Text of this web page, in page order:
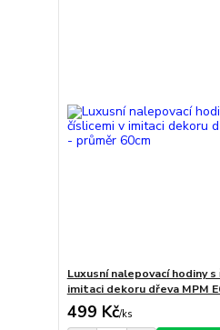
Luxusní nalepovací hodiny
imitaci dekoru dřeva MPM
499 Kč/ks